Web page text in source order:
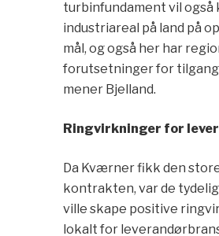
turbinfundament vil også
industriareal på land på
mål, og også her har
forutsetninger for tilgang
mener Bjelland.
Ringvirkninger for
Da Kværner fikk den
kontrakten, var de
ville skape positive
lokalt for